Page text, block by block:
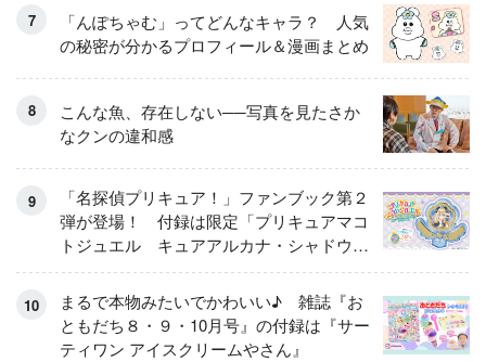
「んぽちゃむ」ってどんなキャラ？ 人気
の秘密が分かるプロフィール＆漫画まとめ
こんな魚、存在しない──写真を見たさか
なクンの違和感
「名探偵プリキュア！」ファンブック第２
弾が登場！ 付録は限定「プリキュアマコ
トジュエル キュアアルカナ・シャドウ
アイスver.」 キュアエクレールを大特
集！
まるで本物みたいでかわいい♪ 雑誌『お
ともだち８・９・10月号』の付録は『サー
ティワン アイスクリームやさん』